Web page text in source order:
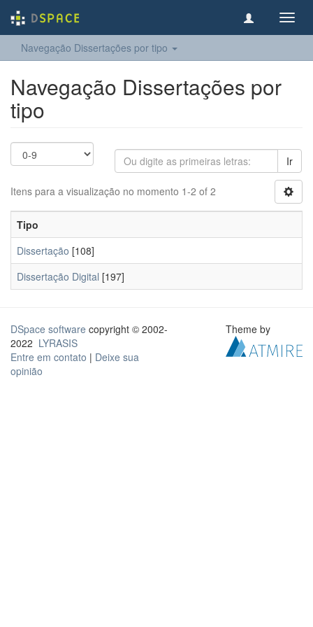
Navegação Dissertações por tipo
Navegação Dissertações por
tipo
Ir
Itens para a visualização no momento 1-2 of 2
Tipo
Dissertação [108]
Dissertação Digital [197]
DSpace software copyright © 2002-
2022 LYRASIS
Entre em contato | Deixe sua
opinião
Theme by